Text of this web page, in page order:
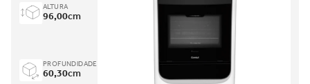
ALTURA
96,00cm
PROFUNDIDADE
60,30cm